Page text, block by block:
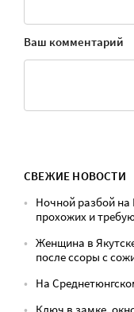
Ваш комментарий
СВЕЖИЕ НОВОСТИ
Ночной разбой на
прохожих и
Женщина в
после ссоры с
На